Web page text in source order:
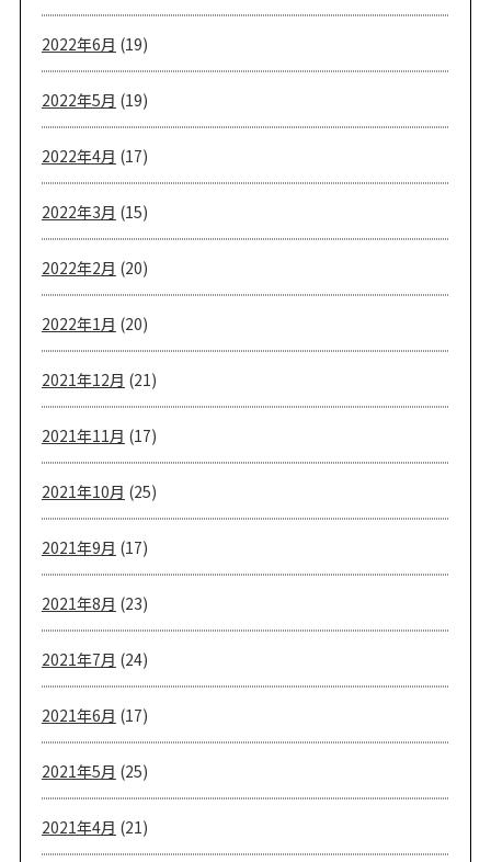
2022年6月 (19)
2022年5月 (19)
2022年4月 (17)
2022年3月 (15)
2022年2月 (20)
2022年1月 (20)
2021年12月 (21)
2021年11月 (17)
2021年10月 (25)
2021年9月 (17)
2021年8月 (23)
2021年7月 (24)
2021年6月 (17)
2021年5月 (25)
2021年4月 (21)